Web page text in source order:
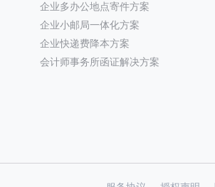
企业多办公地点寄件方案
企业小邮局一体化方案
企业快递费降本方案
会计师事务所函证解决方案